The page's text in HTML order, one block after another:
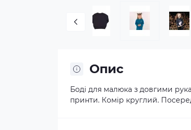
Опис
Боді для малюка з довгими
принти. Комір круглий.